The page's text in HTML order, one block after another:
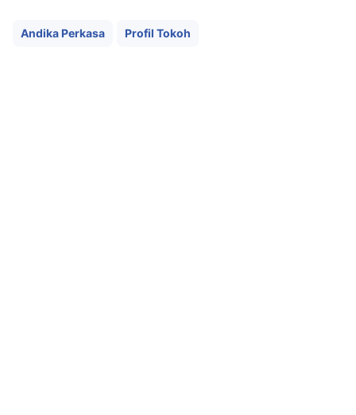
Andika Perkasa Profil Tokoh